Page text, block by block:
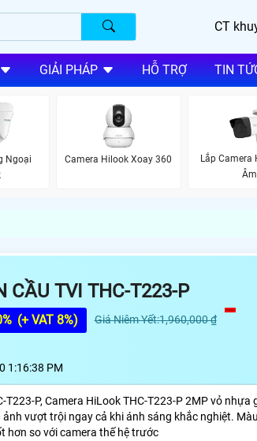
CT
GIẢI PHÁP HỖ TRỢ TIN
Ngoại
Camera Hilook Xoay 360
Lắp Camera
Âm
CẦU TVI THC-T223-P
(+ VAT 8%) Giá Niêm Yết:1,960,000 ₫
1:16:38 PM
T223-P, Camera HiLook THC-T223-P 2MP vỏ
vượt trội ngay cả khi ánh sáng khắc nghiệt.
hơn so với camera thế hệ trước